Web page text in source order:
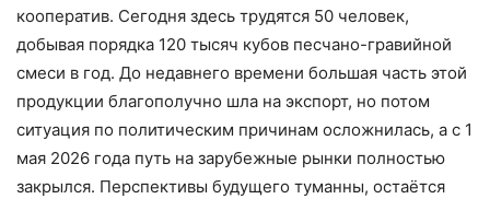
кооператив. Сегодня здесь трудятся 50 человек,
добывая порядка 120 тысяч кубов песчано-гравийной
смеси в год. До недавнего времени большая часть этой
продукции благополучно шла на экспорт, но потом
ситуация по политическим причинам осложнилась, а с 1
мая 2026 года путь на зарубежные рынки полностью
закрылся. Перспективы будущего туманны, остаётся